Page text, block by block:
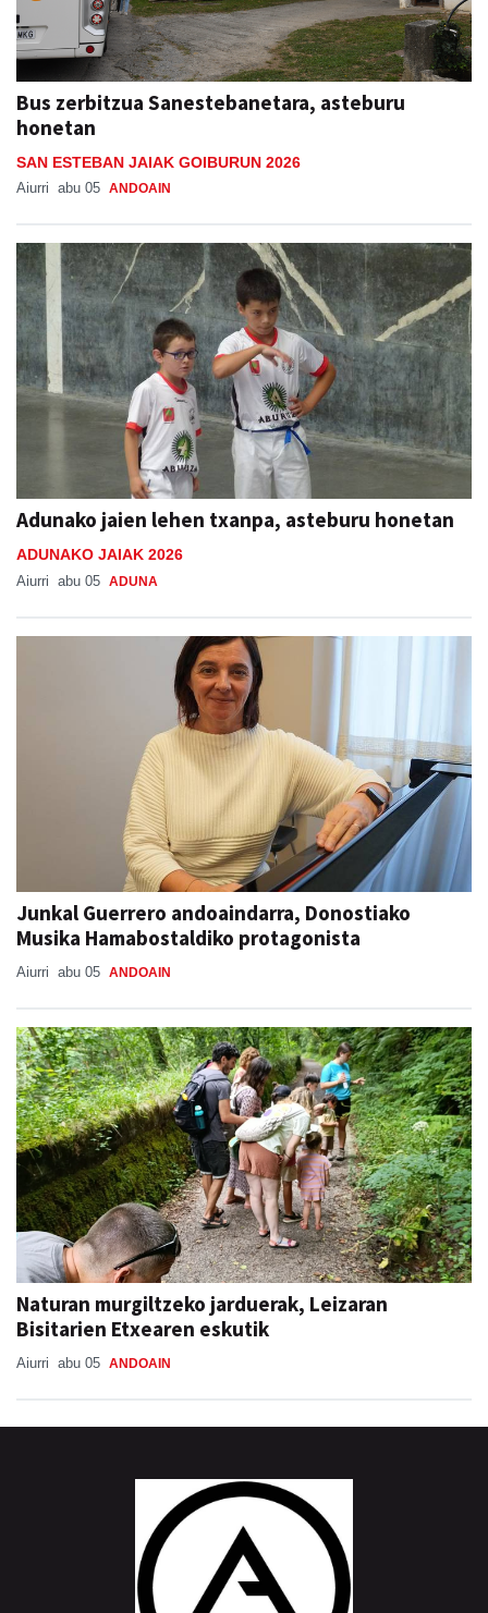
Bus zerbitzua Sanestebanetara, asteburu
honetan
SAN ESTEBAN JAIAK GOIBURUN 2026
Aiurri abu 05 ANDOAIN
Adunako jaien lehen txanpa, asteburu honetan
ADUNAKO JAIAK 2026
Aiurri abu 05 ADUNA
Junkal Guerrero andoaindarra, Donostiako
Musika Hamabostaldiko protagonista
Aiurri abu 05 ANDOAIN
Naturan murgiltzeko jarduerak, Leizaran
Bisitarien Etxearen eskutik
Aiurri abu 05 ANDOAIN